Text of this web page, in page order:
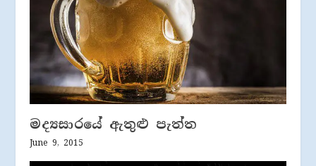
මද්‍යසාරයේ ඇතුළු පැත්ත
June 9, 2015